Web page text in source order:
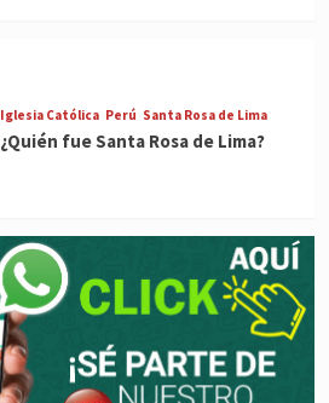
Iglesia Católica Perú Santa Rosa de Lima
¿Quién fue Santa Rosa de Lima?